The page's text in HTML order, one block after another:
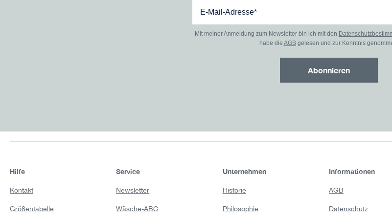
Mit meiner Anmeldung zum Newsletter bin ich mit den
habe die AGBgelesen und zur Kenntnis
Abonnieren
Hilfe
Kontakt
Größentabelle
Service
Newsletter
Wäsche-ABC
Unternehmen
Historie
Philosophie
Informationen
AGB
Datenschutz